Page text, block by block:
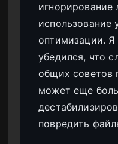
игнорирование
использование
оптимизации.
убедился, что
общих советов
может еще
повредить